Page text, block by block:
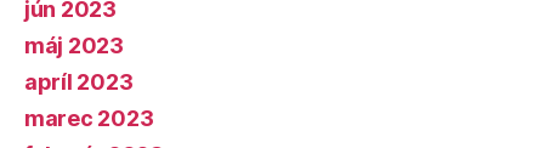
jún 2023
máj 2023
apríl 2023
marec 2023